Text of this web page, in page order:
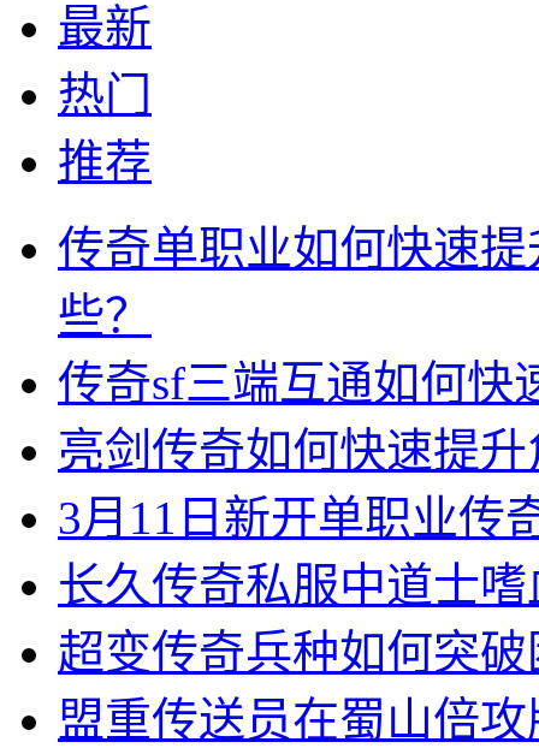
最新
热门
推荐
传奇单职业如何快速
些？
传奇sf三端互通如何快
亮剑传奇如何快速提
3月11日新开单职业传
长久传奇私服中道士
超变传奇兵种如何突
盟重传送员在蜀山倍